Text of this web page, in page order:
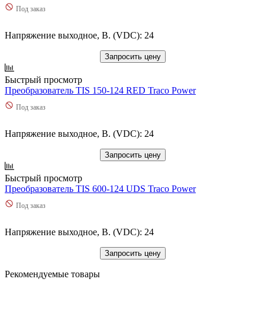
Под заказ
Напряжение выходное, В. (VDC): 24
Запросить цену
Быстрый просмотр
Преобразователь TIS 150-124 RED Traco Power
Под заказ
Напряжение выходное, В. (VDC): 24
Запросить цену
Быстрый просмотр
Преобразователь TIS 600-124 UDS Traco Power
Под заказ
Напряжение выходное, В. (VDC): 24
Запросить цену
Рекомендуемые товары